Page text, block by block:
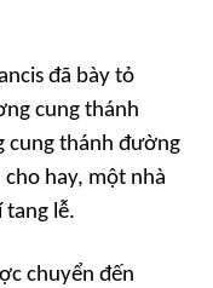
đã bày tỏ
cung thánh
cung thánh đường
cho hay, một nhà
tang lễ.
chuyển đến